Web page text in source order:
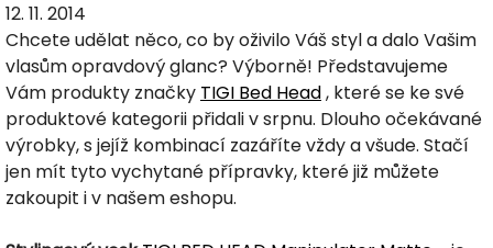
12. 11. 2014
Chcete udělat něco, co by oživilo Váš styl a dalo Vašim
vlasům opravdový glanc? Výborně! Představujeme
Vám produkty značky TIGI Bed Head, které se ke své
produktové kategorii přidali v srpnu. Dlouho očekávané
výrobky, s jejíž kombinací zazáříte vždy a všude. Stačí
jen mít tyto vychytané přípravky, které již můžete
zakoupit i v našem eshopu.